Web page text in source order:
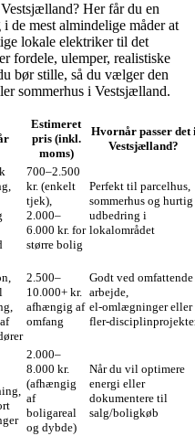
Her får du en
de mest almindelige måder at
lokale elektriker til det
fordele, ulemper, realistiske
bør stille, så du vælger den
sommerhus i Vestsjælland.
Estimeret
pris (inkl.
moms)
Hvornår passer det
Vestsjælland?
700–2.500
kr. (enkelt
tjek),
2.000–
6.000 kr. for
større bolig
Perfekt til parcelhus,
sommerhus og hurtig
udbedring i
lokalområdet
2.500–
10.000+ kr.
afhængig af
omfang
Godt ved omfattende
arbejde,
el‑omlægninger eller
2.000–
8.000 kr.
(afhængig
af
boligareal
og dybde)
Når du vil optimere
energi eller
dokumentere til
salg/boligkøb